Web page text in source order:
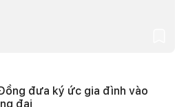
đưa ký ức gia đình vào
đại